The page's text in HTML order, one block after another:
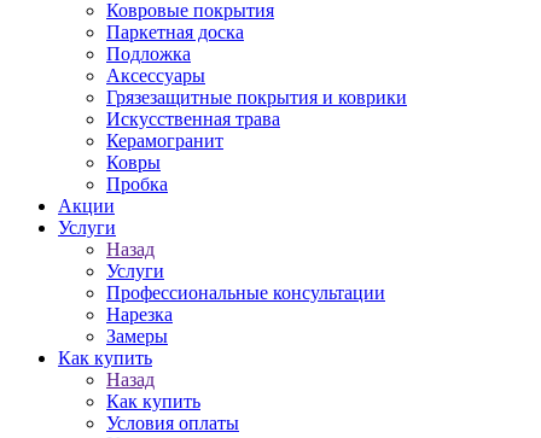
Ковровые покрытия
Паркетная доска
Подложка
Аксессуары
Грязезащитные покрытия и коврики
Искусственная трава
Керамогранит
Ковры
Пробка
Акции
Услуги
Назад
Услуги
Профессиональные консультации
Нарезка
Замеры
Как купить
Назад
Как купить
Условия оплаты